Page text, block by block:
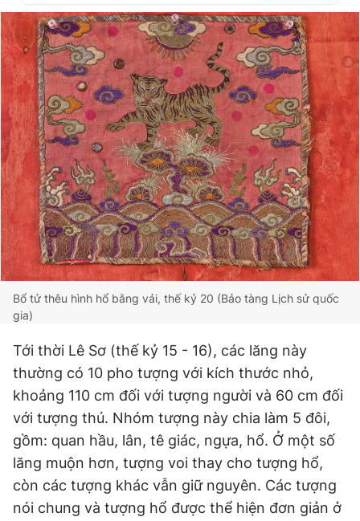
Bổ tử thêu hình hổ bằng vải, thế kỷ 20 (Bảo tàng Lịch sử quốc
gia)
Tới thời Lê Sơ (thế kỷ 15 - 16), các lăng này
thường có 10 pho tượng với kích thước nhỏ,
khoảng 110 cm đối với tượng người và 60 cm đối
với tượng thú. Nhóm tượng này chia làm 5 đôi,
gồm: quan hầu, lân, tê giác, ngựa, hổ. Ở một số
lăng muộn hơn, tượng voi thay cho tượng hổ,
còn các tượng khác vẫn giữ nguyên. Các tượng
nói chung và tượng hổ được thể hiện đơn giản ở